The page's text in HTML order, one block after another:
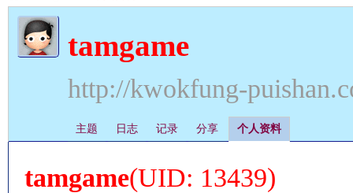
› tamgame
http://kwokfung-
主题 日志 记录 分享 个人资料
tamgame(UID: 13439)